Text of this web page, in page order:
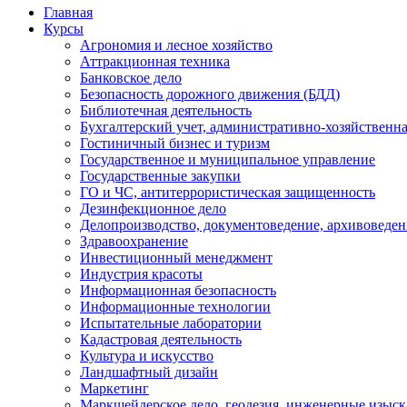
Главная
Курсы
Агрономия и лесное хозяйство
Аттракционная техника
Банковское дело
Безопасность дорожного движения (БДД)
Библиотечная деятельность
Бухгалтерский учет, административно-
Гостиничный бизнес и туризм
Государственное и муниципальное управление
Государственные закупки
ГО и ЧС, антитеррористическая защищенность
Дезинфекционное дело
Делопроизводство, документоведение,
Здравоохранение
Инвестиционный менеджмент
Индустрия красоты
Информационная безопасность
Информационные технологии
Испытательные лаборатории
Кадастровая деятельность
Культура и искусство
Ландшафтный дизайн
Маркетинг